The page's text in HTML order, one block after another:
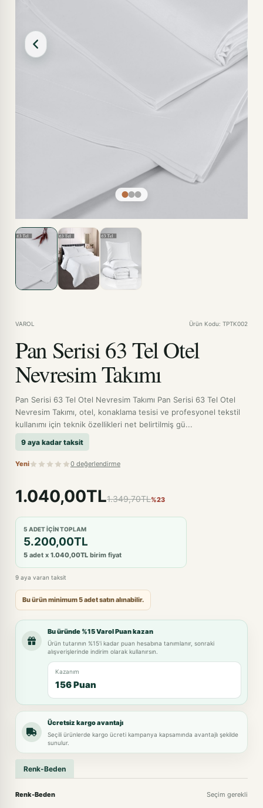
VAROL Ürün Kodu: TPTK002
Pan Serisi 63 Tel Otel
Nevresim Takımı
Pan Serisi 63 Tel Otel Nevresim Takımı Pan Serisi 63 Tel Otel
Nevresim Takımı, otel, konaklama tesisi ve profesyonel tekstil
kullanımı için teknik özellikleri net belirtilmiş gü...
9 aya kadar taksit
Yeni 0 değerlendirme
1.040,00TL1.349,70TL%23
5 ADET IÇIN TOPLAM
5.200,00TL
5 adet x 1.040,00TL birim fiyat
9 aya varan taksit
Bu ürün minimum 5 adet satın alınabilir.
Bu üründe %15 Varol Puan kazan
Ürün tutarının %15'i kadar puan hesabına tanımlanır, sonraki
alışverişlerinde indirim olarak kullanırsın.
Kazanım
156 Puan
Ücretsiz kargo avantajı
Seçili ürünlerde kargo ücreti kampanya kapsamında avantajlı şekilde
sunulur.
Renk-Beden
Renk-Beden Seçim gerekli